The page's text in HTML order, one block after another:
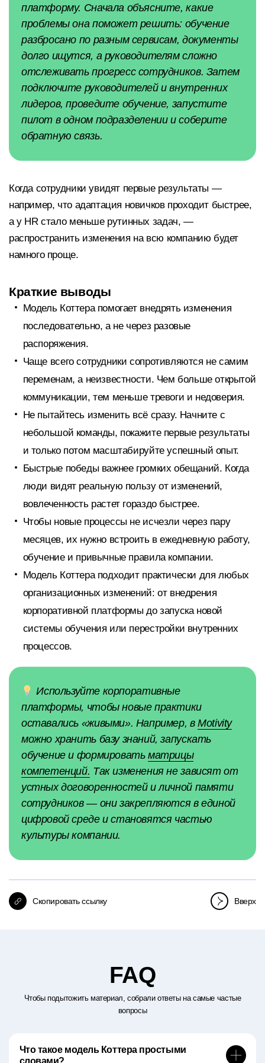
платформу. Сначала объясните, какие
проблемы она поможет решить: обучение
разбросано по разным сервисам, документы
долго ищутся, а руководителям сложно
отслеживать прогресс сотрудников. Затем
подключите руководителей и внутренних
лидеров, проведите обучение, запустите
пилот в одном подразделении и соберите
обратную связь.
Когда сотрудники увидят первые результаты —
например, что адаптация новичков проходит быстрее,
а у HR стало меньше рутинных задач, —
распространить изменения на всю компанию будет
намного проще.
Краткие выводы
Модель Коттера помогает внедрять изменения
последовательно, а не через разовые
распоряжения.
Чаще всего сотрудники сопротивляются не самим
переменам, а неизвестности. Чем больше открытой
коммуникации, тем меньше тревоги и недоверия.
Не пытайтесь изменить всё сразу. Начните с
небольшой команды, покажите первые результаты
и только потом масштабируйте успешный опыт.
Быстрые победы важнее громких обещаний. Когда
люди видят реальную пользу от изменений,
вовлеченность растет гораздо быстрее.
Чтобы новые процессы не исчезли через пару
месяцев, их нужно встроить в ежедневную работу,
обучение и привычные правила компании.
Модель Коттера подходит практически для любых
организационных изменений: от внедрения
корпоративной платформы до запуска новой
системы обучения или перестройки внутренних
процессов.
Используйте корпоративные
платформы, чтобы новые практики
оставались «живыми». Например, вMotivity
можно хранить базу знаний, запускать
обучение и формироватьматрицы
компетенций. Так изменения не зависят от
устных договоренностей и личной памяти
сотрудников — они закрепляются в единой
цифровой среде и становятся частью
культуры компании.
Скопировать ссылку Вверх
FAQ
Чтобы подытожить материал, собрали ответы на самые частые
вопросы
Что такое модель Коттера простыми
словами?